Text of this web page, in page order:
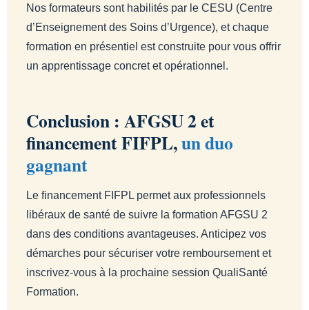
Nos formateurs sont habilités par le CESU (Centre
d’Enseignement des Soins d’Urgence), et chaque
formation en présentiel est construite pour vous offrir
un apprentissage concret et opérationnel.
Conclusion : AFGSU 2 et
financement FIFPL,un duo
gagnant
Le financement FIFPL permet aux professionnels
libéraux de santé de suivre la formation AFGSU 2
dans des conditions avantageuses. Anticipez vos
démarches pour sécuriser votre remboursement et
inscrivez-vous à la prochaine session QualiSanté
Formation.